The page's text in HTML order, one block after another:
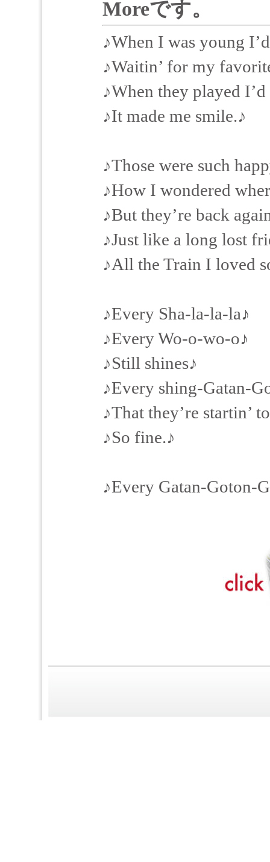
Moreです。
♪When I was young
♪Waitin’ for my
♪When they played
♪It made me smile.♪
♪Those were such
♪How I wondered
♪But they’re back
♪Just like a long lost
♪All the Train I loved
♪Every Sha-la-la-la♪
♪Every Wo-o-wo-o♪
♪Still shines♪
♪Every shing-Gatan-
♪That they’re startin’
♪So fine.♪
♪Every Gatan-Goton-